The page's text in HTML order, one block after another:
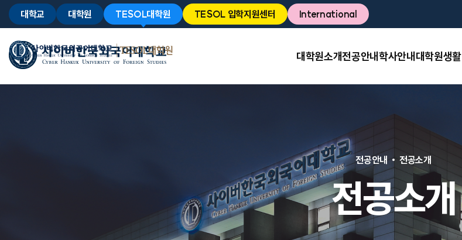
대학교 대학원 TESOL대학원 TESOL 입학지원센터 International
대학원소개전공안내학사안내대학원생활
전공소개
전공안내 전공소개